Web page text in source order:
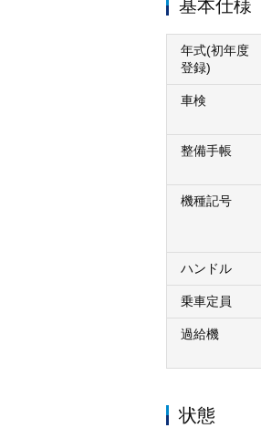
基本仕様
年式(初年度
登録)
車検
整備手帳
機種記号
ハンドル
乗車定員
過給機
状態